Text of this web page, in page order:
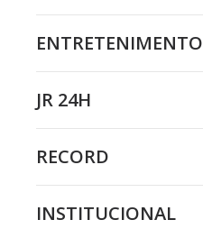
ENTRETENIMENTO
JR 24H
RECORD
INSTITUCIONAL